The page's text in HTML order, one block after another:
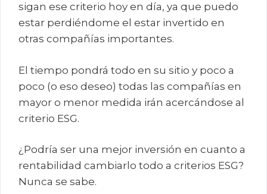
sigan ese criterio hoy en día, ya que puedo
estar perdiéndome el estar invertido en
otras compañías importantes.
El tiempo pondrá todo en su sitio y poco a
poco (o eso deseo) todas las compañías en
mayor o menor medida irán acercándose al
criterio ESG.
¿Podría ser una mejor inversión en cuanto a
rentabilidad cambiarlo todo a criterios ESG?
Nunca se sabe.